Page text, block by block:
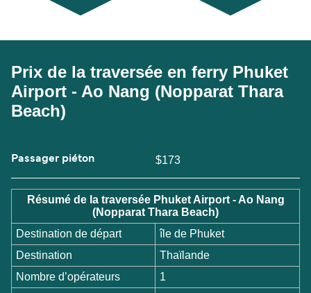
Prix de la traversée en ferry Phuket
Airport - Ao Nang (Nopparat Thara
Beach)
Passager piéton $173
Résumé de la traversée Phuket Airport - Ao Nang
(Nopparat Thara Beach)
Destination de départ
île de Phuket
Destination
Thaïlande
Nombre d’opérateurs
1